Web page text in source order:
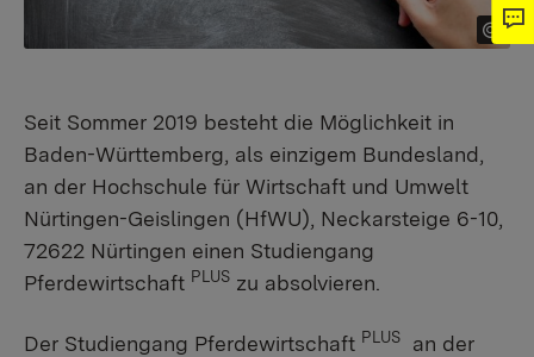
Seit Sommer 2019 besteht die Möglichkeit in
Baden-Württemberg, als einzigem Bundesland,
an der Hochschule für Wirtschaft und Umwelt
Nürtingen-Geislingen (HfWU), Neckarsteige 6-10,
72622 Nürtingen einen Studiengang
Pferdewirtschaft PLUS zu absolvieren.​​
Der Studiengang Pferdewirtschaft PLUS
an der